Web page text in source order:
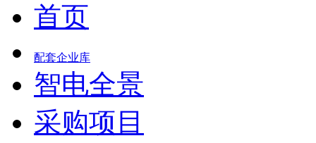
首页
配套企业库
智电全景
采购项目